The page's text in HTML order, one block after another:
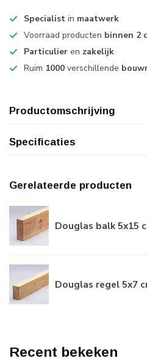
Specialist in maatwerk
Voorraad producten binnen 2
Particulier en zakelijk
Ruim 1000 verschillende
Productomschrijving
Specificaties
Gerelateerde producten
Douglas balk 5x15
Douglas regel 5x7
Recent bekeken